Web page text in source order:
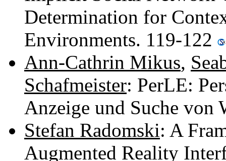
Determination for
Environments. 119-122
Ann-Cathrin Mikus,
Schafmeister: PerLE:
Anzeige und Suche von
Stefan Radomski: A
Augmented Reality